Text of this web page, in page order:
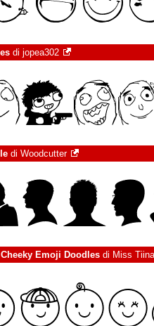
di jopea302
di Woodcutter
Cheeky Emoji Doodles di Miss